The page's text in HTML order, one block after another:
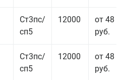
Ст3пс/
сп5
12000
от 48
руб.
Ст3пс/
сп5
12000
от 48
руб.